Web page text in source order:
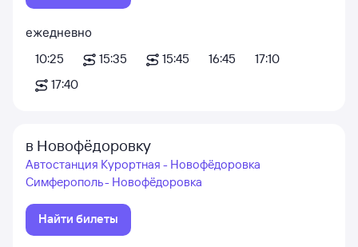
ежедневно
10:25
15:35 15:45 16:45
17:10
17:40
в Новофёдоровку
Автостанция Курортная - Новофёдоровка
Симферополь - Новофёдоровка
Найти билеты